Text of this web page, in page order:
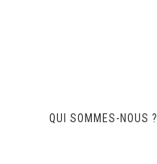
QUI SOMMES-NOUS ?